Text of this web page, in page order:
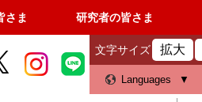
さま 研究者の皆さま
文字サイズ 拡大
Languages